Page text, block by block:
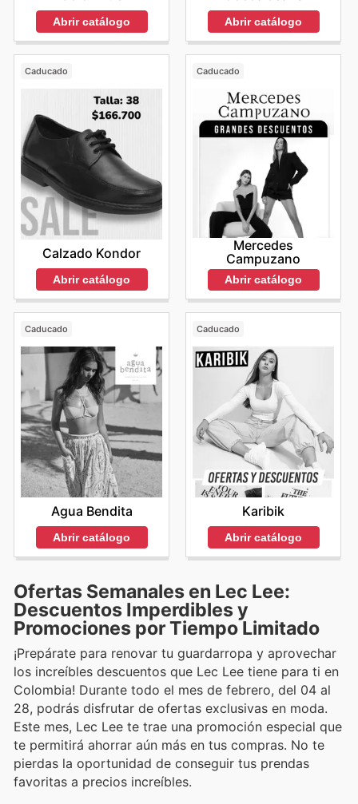
Abrir catálogo Abrir catálogo
Caducado
Calzado Kondor
Abrir catálogo
Caducado
Mercedes
Campuzano
Abrir catálogo
Caducado
Agua Bendita
Abrir catálogo
Caducado
Karibik
Abrir catálogo
Ofertas Semanales en Lec Lee:
Descuentos Imperdibles y
Promociones por Tiempo Limitado
¡Prepárate para renovar tu guardarropa y aprovechar
los increíbles descuentos que Lec Lee tiene para ti en
Colombia! Durante todo el mes de febrero, del 04 al
28, podrás disfrutar de ofertas exclusivas en moda.
Este mes, Lec Lee te trae una promoción especial que
te permitirá ahorrar aún más en tus compras. No te
pierdas la oportunidad de conseguir tus prendas
favoritas a precios increíbles.